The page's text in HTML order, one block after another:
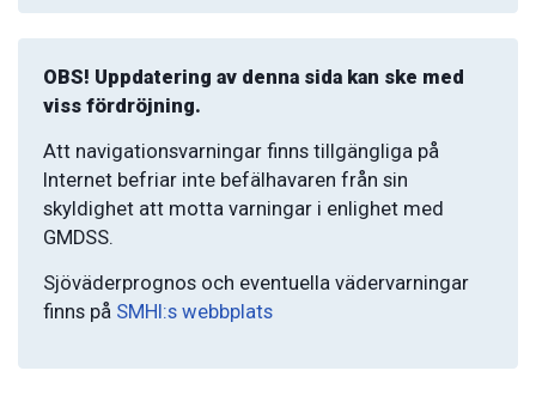
OBS! Uppdatering av denna sida kan ske med
viss fördröjning.
Att navigationsvarningar finns tillgängliga på
Internet befriar inte befälhavaren från sin
skyldighet att motta varningar i enlighet med
GMDSS.
Sjöväderprognos och eventuella vädervarningar
finns på SMHI:s webbplats